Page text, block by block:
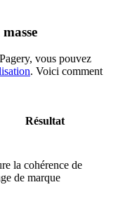
vous pouvez
. Voici comment
Résultat
la cohérence de
de marque